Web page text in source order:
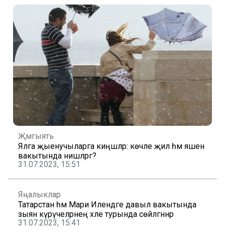
Җәмгыять
Ялга җыенучыларга киңәшләр: көчле җил һәм яшен
вакытында нишләргә?
31.07.2023, 15:51
Яңалыклар
Татарстан һәм Мари Илендәге давыл вакытында
зыян күрүчеләрнең хәле турында сөйләгәннәр
31.07.2023, 15:41